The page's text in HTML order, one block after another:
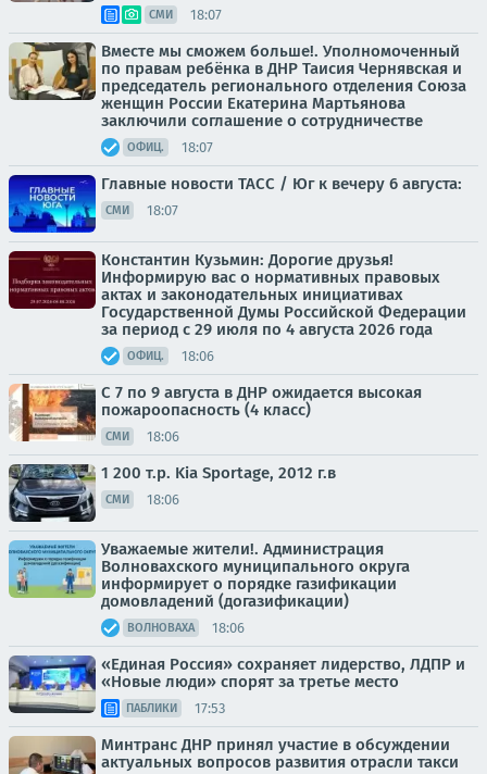
СМИ 18:07
Вместе мы сможем больше!. Уполномоченный
по правам ребёнка в ДНР Таисия Чернявская и
председатель регионального отделения Союза
женщин России Екатерина Мартьянова
заключили соглашение о сотрудничестве
ОФИЦ. 18:07
Главные новости ТАСС / Юг к вечеру 6 августа:
СМИ 18:07
Константин Кузьмин: Дорогие друзья!
Информирую вас о нормативных правовых
актах и законодательных инициативах
Государственной Думы Российской Федерации
за период с 29 июля по 4 августа 2026 года
ОФИЦ. 18:06
С 7 по 9 августа в ДНР ожидается высокая
пожароопасность (4 класс)
СМИ 18:06
1 200 т.p. Kia Sportage, 2012 г.в
СМИ 18:06
Уважаемые жители!. Администрация
Волновахского муниципального округа
информирует о порядке газификации
домовладений (догазификации)
ВОЛНОВАХА 18:06
«Единая Россия» сохраняет лидерство, ЛДПР и
«Новые люди» спорят за третье место
ПАБЛИКИ 17:53
Минтранс ДНР принял участие в обсуждении
актуальных вопросов развития отрасли такси